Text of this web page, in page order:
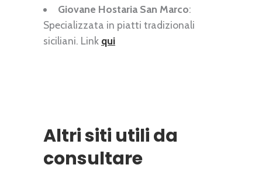
Giovane Hostaria San Marco:
Specializzata in piatti tradizionali
siciliani. Link qui
Altri siti utili da
consultare